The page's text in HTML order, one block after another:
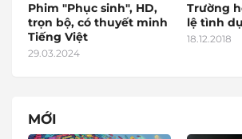
Phim "Phục sinh", HD,
trọn bộ, có thuyết minh
Tiếng Việt
29.03.2024
Trường
lệ tình
18.12.2018
MỚI